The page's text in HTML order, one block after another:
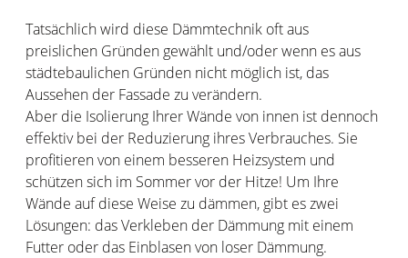
Tatsächlich wird diese Dämmtechnik oft aus
preislichen Gründen gewählt und/oder wenn es aus
städtebaulichen Gründen nicht möglich ist, das
Aussehen der Fassade zu verändern.
Aber die Isolierung Ihrer Wände von innen ist dennoch
effektiv bei der Reduzierung ihres Verbrauches. Sie
profitieren von einem besseren Heizsystem und
schützen sich im Sommer vor der Hitze! Um Ihre
Wände auf diese Weise zu dämmen, gibt es zwei
Lösungen: das Verkleben der Dämmung mit einem
Futter oder das Einblasen von loser Dämmung.